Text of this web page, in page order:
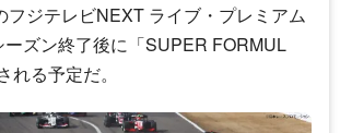
フジテレビNEXT ライブ・プレミアム
ズン終了後に「SUPER FORMUL
る予定だ。